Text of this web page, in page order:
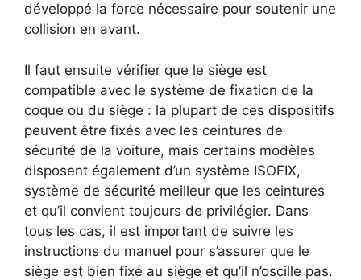
développé la force nécessaire pour soutenir une
collision en avant.
Il faut ensuite vérifier que le siège est
compatible avec le système de fixation de la
coque ou du siège : la plupart de ces dispositifs
peuvent être fixés avec les ceintures de
sécurité de la voiture, mais certains modèles
disposent également d’un système ISOFIX,
système de sécurité meilleur que les ceintures
et qu’il convient toujours de privilégier. Dans
tous les cas, il est important de suivre les
instructions du manuel pour s’assurer que le
siège est bien fixé au siège et qu’il n’oscille pas.